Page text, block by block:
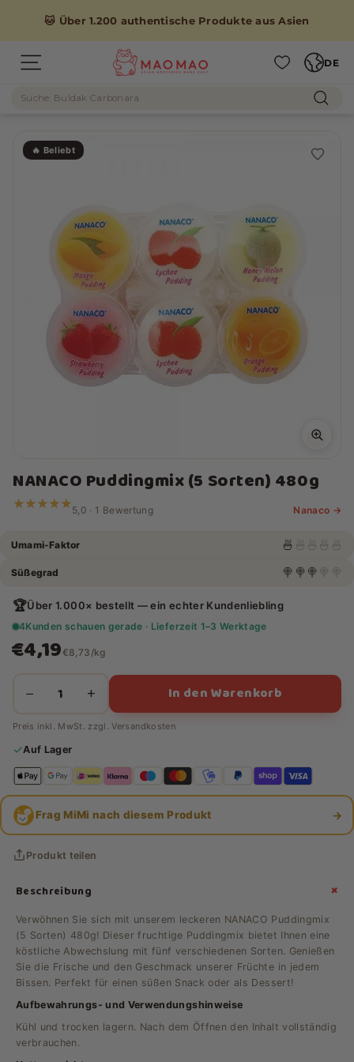
🐱 Über 1.200 authentische Produkte aus Asien
Seitennavigation
M
A
O
DE
Suche
🔥 Beliebt
NANACO Puddingmix (5 Sorten) 480g
★★★★★
★★★★★5,0 · 1 Bewertung Nanaco →
Umami-Faktor 🍜 🍜 🍜 🍜 🍜
Süßegrad 🍭 🍭 🍭
🏆Über 1.000× bestellt — ein echter Kundenliebling
4Kunden schauen gerade · Lieferzeit 1–3 Werktage
€4,19€8,73/kg
− + In den Warenkorb
Preis inkl. MwSt. zzgl.Versandkosten
✓Auf Lager
Frag MiMi nach diesem Produkt →
Produkt teilen
Beschreibung +
Verwöhnen Sie sich mit unserem leckeren NANACO Puddingmix
(5 Sorten) 480g! Dieser fruchtige Puddingmix bietet Ihnen eine
köstliche Abwechslung mit fünf verschiedenen Sorten. Genießen
Sie die Frische und den Geschmack unserer Früchte in jedem
Bissen. Perfekt für einen süßen Snack oder als Dessert!
Aufbewahrungs- und Verwendungshinweise
Kühl und trocken lagern. Nach dem Öffnen den Inhalt vollständig
verbrauchen.